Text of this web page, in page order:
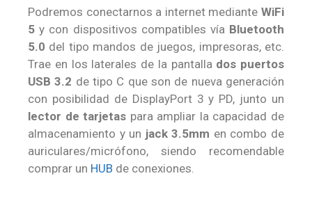
Podremos conectarnos a internet mediante WiFi
5 y con dispositivos compatibles vía Bluetooth
5.0 del tipo mandos de juegos, impresoras, etc.
Trae en los laterales de la pantalla dos puertos
USB 3.2 de tipo C que son de nueva generación
con posibilidad de DisplayPort 3 y PD, junto un
lector de tarjetas para ampliar la capacidad de
almacenamiento y un jack 3.5mm en combo de
auriculares/micrófono, siendo recomendable
comprar un HUB de conexiones.